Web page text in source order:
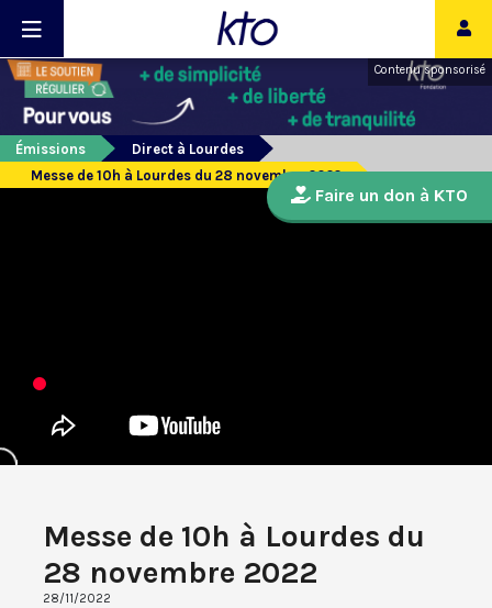
Contenu sponsorisé
Émissions
Direct à Lourdes
Messe de 10h à Lourdes du 28 novembre 2022
Messe de 10h à Lourdes du
28 novembre 2022
28/11/2022
Faire un don à KTO